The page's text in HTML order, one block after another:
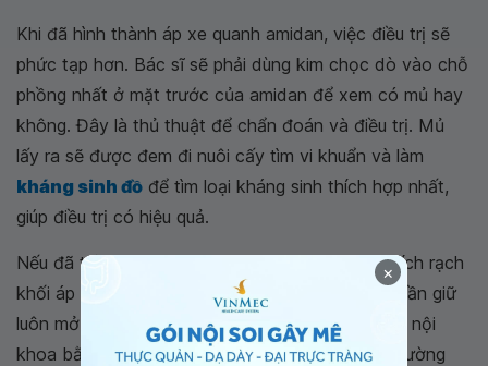
Khi đã hình thành áp xe quanh amidan, việc điều trị sẽ
phức tạp hơn. Bác sĩ sẽ phải dùng kim chọc dò vào chỗ
phồng nhất ở mặt trước của amidan để xem có mủ hay
không. Đây là thủ thuật để chẩn đoán và điều trị. Mủ
lấy ra sẽ được đem đi nuôi cấy tìm vi khuẩn và làm
kháng sinh đồ để tìm loại kháng sinh thích hợp nhất,
giúp điều trị có hiệu quả.
Nếu đã trở thành áp xe quanh amidan thì việc trích rạch
khối áp xe và dẫn lưu mủ là bắt buộc, vết rạch cần giữ
luôn mở khoảng 3 ngày. Cùng với đó cần điều trị nội
khoa bằng thuốc kháng sinh đường tiêm hoặc đường
×